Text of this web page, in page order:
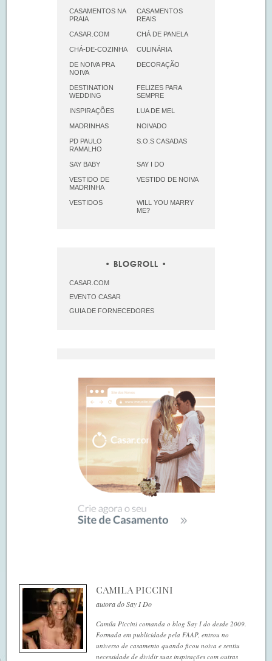
CASAMENTOS NA
PRAIA
CASAMENTOS
REAIS
CASAR.COM CHÁ DE PANELA
CHÁ-DE-COZINHA CULINÁRIA
DE NOIVA PRA
NOIVA
DECORAÇÃO
DESTINATION
WEDDING
FELIZES PARA
SEMPRE
INSPIRAÇÕES LUA DE MEL
MADRINHAS NOIVADO
PD PAULO
RAMALHO
S.O.S CASADAS
SAY BABY SAY I DO
VESTIDO DE
MADRINHA
VESTIDO DE NOIVA
VESTIDOS
WILL YOU MARRY
ME?
BLOGROLL
CASAR.COM
EVENTO CASAR
GUIA DE FORNECEDORES
CAMILA PICCINI
autora do Say I Do
Camila Piccini comanda o blog Say I do desde 2009.
Formada em publicidade pela FAAP, entrou no
universo de casamento quando ficou noiva e sentiu
necessidade de dividir suas inspirações com outras